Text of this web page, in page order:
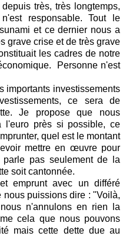
très, très longtemps,
responsable. Tout le
et ce dernier nous a
grave crise et de très grave
les cadres de notre
Personne n'est
importants investissements
ce sera de
Je propose que nous
l'euro près si possible, ce
quel est le montant
mettre en œuvre pour
pas seulement de la
soit cantonnée.
emprunt avec un différé
nous puissions dire : "Voilà,
n'annulons en rien la
cela que nous pouvons
mais cette dette due au